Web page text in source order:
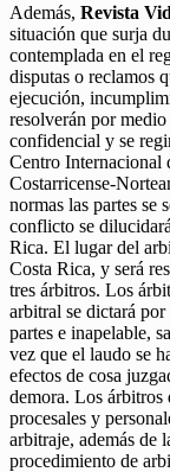
Además, Revista
situación que surja
contemplada en el
disputas o reclamos
ejecución,
resolverán por
confidencial y se
Centro Internacional
Costarricense-
normas las partes se
conflicto se
Rica. El lugar del
Costa Rica, y será
tres árbitros. Los
arbitral se dictará
partes e inapelable,
vez que el laudo se
efectos de cosa
demora. Los árbitros
procesales y
arbitraje, además de
procedimiento de